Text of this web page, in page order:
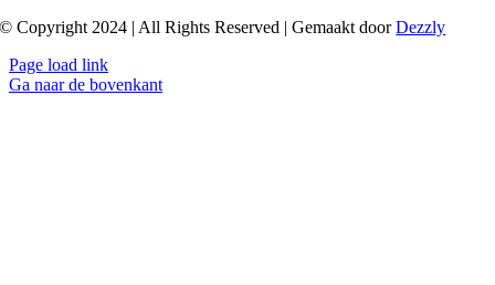
© Copyright 2024 | All Rights Reserved | Gemaakt doorDezzly
Page load link
Ga naar de bovenkant